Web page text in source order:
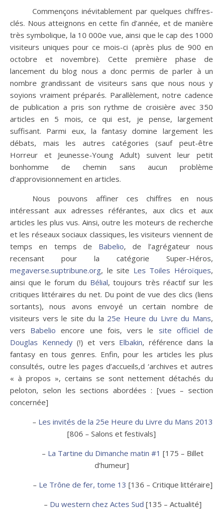
Commençons inévitablement par quelques chiffres-
clés. Nous atteignons en cette fin d’année, et de manière
très symbolique, la 10 000e vue, ainsi que le cap des 1000
visiteurs uniques pour ce mois-ci (après plus de 900 en
octobre et novembre). Cette première phase de
lancement du blog nous a donc permis de parler à un
nombre grandissant de visiteurs sans que nous nous y
soyions vraiment préparés. Parallèlement, notre cadence
de publication a pris son rythme de croisière avec 350
articles en 5 mois, ce qui est, je pense, largement
suffisant. Parmi eux, la fantasy domine largement les
débats, mais les autres catégories (sauf peut-être
Horreur et Jeunesse-Young Adult) suivent leur petit
bonhomme de chemin sans aucun problème
d’approvisionnement en articles.
Nous pouvons affiner ces chiffres en nous
intéressant aux adresses référantes, aux clics et aux
articles les plus vus. Ainsi, outre les moteurs de recherche
et les réseaux sociaux classiques, les visiteurs viennent de
temps en temps de Babelio, de l’agrégateur nous
recensant pour la catégorie Super-Héros,
megaverse.suptribune.org, le site Les Toiles Héroïques,
ainsi que le forum du Bélial, toujours très réactif sur les
critiques littéraires du net. Du point de vue des clics (liens
sortants), nous avons envoyé un certain nombre de
visiteurs vers le site du la 25e Heure du Livre du Mans,
vers Babelio encore une fois, vers le site officiel de
Douglas Kennedy(!) et vers Elbakin, référence dans la
fantasy en tous genres. Enfin, pour les articles les plus
consultés, outre les pages d’accueils,d ‘archives et autres
« à propos », certains se sont nettement détachés du
peloton, selon les sections abordées : [vues – section
concernée]
– Les invités de la 25e Heure du Livre du Mans 2013
[806 – Salons et festivals]
– La Tartine du Dimanche matin #1 [175 – Billet
d’humeur]
– Le Trône de fer, tome 13 [136 – Critique littéraire]
– Du western chez Actes Sud [135 – Actualité]